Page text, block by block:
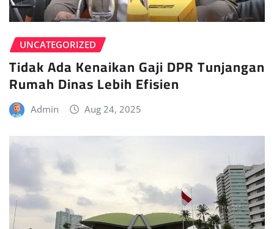
UNCATEGORIZED
Tidak Ada Kenaikan Gaji DPR Tunjangan
Rumah Dinas Lebih Efisien
Admin Aug 24, 2025